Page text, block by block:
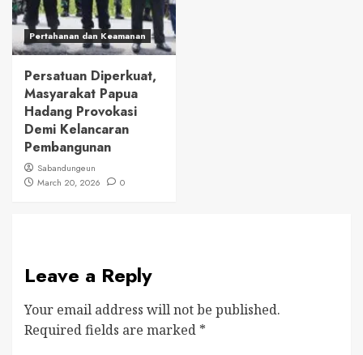
Pertahanan dan Keamanan
Persatuan Diperkuat,
Masyarakat Papua
Hadang Provokasi
Demi Kelancaran
Pembangunan
Sabandungeun
March 20, 2026
0
Leave a Reply
Your email address will not be published.
Required fields are marked *